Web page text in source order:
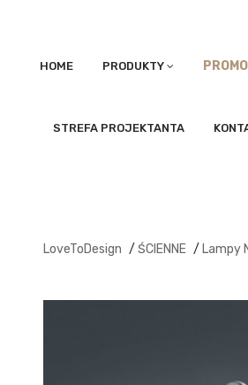
HOME PRODUKTY
STREFA PROJEKTANTA
LoveToDesign / ŚCIENNE / Lampy